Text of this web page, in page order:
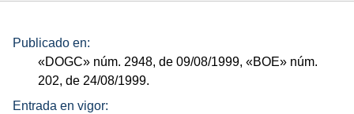
Publicado en:
«DOGC» núm. 2948, de 09/08/1999,«BOE» núm.
202, de 24/08/1999.
Entrada en vigor: